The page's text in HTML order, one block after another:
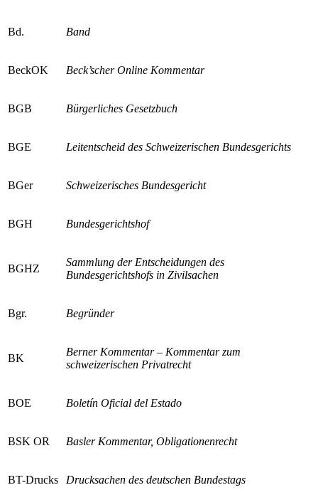
Bd. Band
BeckOK Beck’scher Online Kommentar
BGB Bürgerliches Gesetzbuch
BGE Leitentscheid des Schweizerischen Bundesgerichts
BGer Schweizerisches Bundesgericht
BGH Bundesgerichtshof
BGHZ
Sammlung der Entscheidungen des
Bundesgerichtshofs in Zivilsachen
Bgr. Begründer
BK
Berner Kommentar – Kommentar zum
schweizerischen Privatrecht
BOE Boletín Oficial del Estado
BSK OR Basler Kommentar, Obligationenrecht
BT-Drucks Drucksachen des deutschen Bundestags